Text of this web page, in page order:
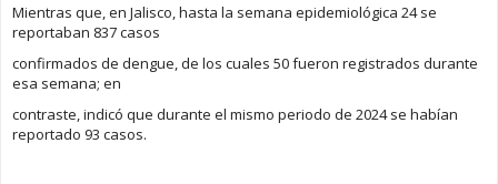
Mientras que, en Jalisco, hasta la semana epidemiológica 24 se
reportaban 837 casos
confirmados de dengue, de los cuales 50 fueron registrados durante
esa semana; en
contraste, indicó que durante el mismo periodo de 2024 se habían
reportado 93 casos.